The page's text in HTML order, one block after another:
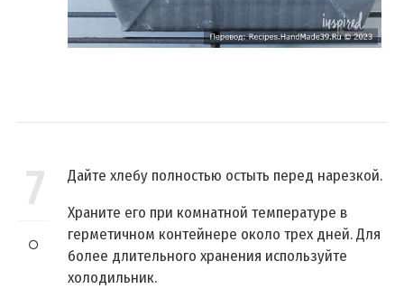
7
Дайте хлебу полностью остыть перед нарезкой.
Храните его при комнатной температуре в
герметичном контейнере около трех дней. Для
более длительного хранения используйте
холодильник.